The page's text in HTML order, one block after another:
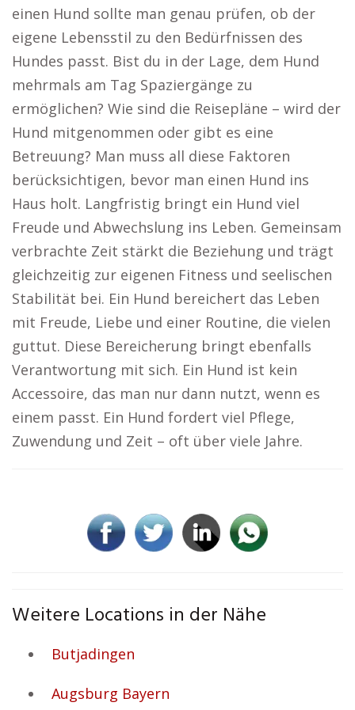
einen Hund sollte man genau prüfen, ob der
eigene Lebensstil zu den Bedürfnissen des
Hundes passt. Bist du in der Lage, dem Hund
mehrmals am Tag Spaziergänge zu
ermöglichen? Wie sind die Reisepläne – wird der
Hund mitgenommen oder gibt es eine
Betreuung? Man muss all diese Faktoren
berücksichtigen, bevor man einen Hund ins
Haus holt. Langfristig bringt ein Hund viel
Freude und Abwechslung ins Leben. Gemeinsam
verbrachte Zeit stärkt die Beziehung und trägt
gleichzeitig zur eigenen Fitness und seelischen
Stabilität bei. Ein Hund bereichert das Leben
mit Freude, Liebe und einer Routine, die vielen
guttut. Diese Bereicherung bringt ebenfalls
Verantwortung mit sich. Ein Hund ist kein
Accessoire, das man nur dann nutzt, wenn es
einem passt. Ein Hund fordert viel Pflege,
Zuwendung und Zeit – oft über viele Jahre.
Weitere Locations in der Nähe
Butjadingen
Augsburg Bayern